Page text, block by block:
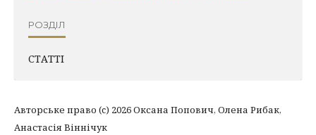
РОЗДІЛ
СТАТТІ
Авторське право (c) 2026 Оксана Попович, Олена Рибак,
Анастасія Віннічук